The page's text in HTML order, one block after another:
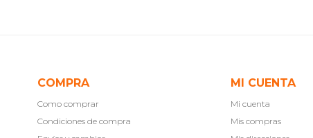
COMPRA
Como comprar
Condiciones de compra
MI CUENTA
Mi cuenta
Mis compras